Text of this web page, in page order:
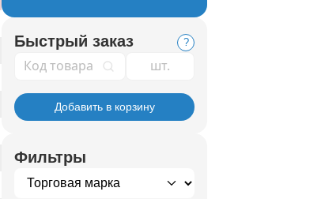
Быстрый заказ ?
Код товара
Добавить в корзину
Фильтры